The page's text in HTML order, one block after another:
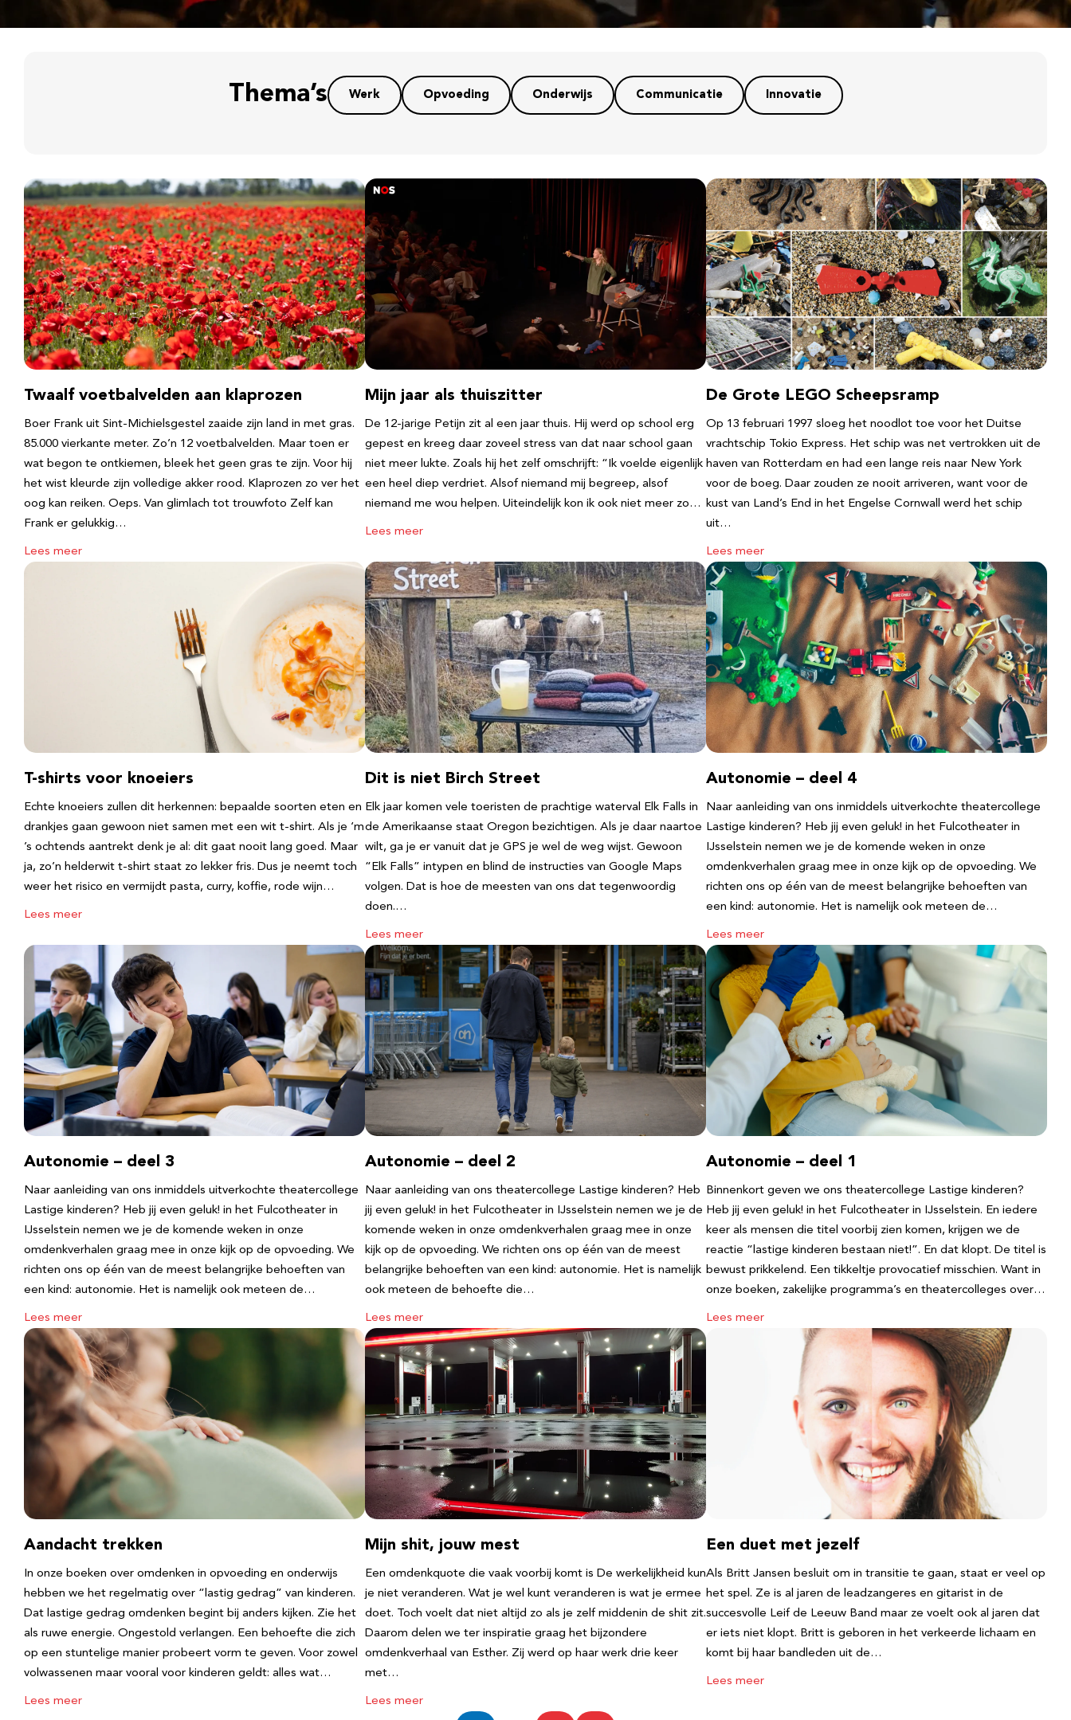
Thema’s Werk Opvoeding Onderwijs Communicatie Innovatie
Twaalf voetbalvelden aan klaprozen
Boer Frank uit Sint-Michielsgestel zaaide zijn land in met gras.
85.000 vierkante meter. Zo’n 12 voetbalvelden. Maar toen er
wat begon te ontkiemen, bleek het geen gras te zijn. Voor hij
het wist kleurde zijn volledige akker rood. Klaprozen zo ver het
oog kan reiken. Oeps. Van glimlach tot trouwfoto Zelf kan
Frank er gelukkig…
Lees meer
Mijn jaar als thuiszitter
De 12-jarige Petijn zit al een jaar thuis. Hij werd op school erg
gepest en kreeg daar zoveel stress van dat naar school gaan
niet meer lukte. Zoals hij het zelf omschrijft: “Ik voelde eigenlijk
een heel diep verdriet. Alsof niemand mij begreep, alsof
niemand me wou helpen. Uiteindelijk kon ik ook niet meer zo…
Lees meer
De Grote LEGO Scheepsramp
Op 13 februari 1997 sloeg het noodlot toe voor het Duitse
vrachtschip Tokio Express. Het schip was net vertrokken uit de
haven van Rotterdam en had een lange reis naar New York
voor de boeg. Daar zouden ze nooit arriveren, want voor de
kust van Land’s End in het Engelse Cornwall werd het schip
uit…
Lees meer
T-shirts voor knoeiers
Echte knoeiers zullen dit herkennen: bepaalde soorten eten en
drankjes gaan gewoon niet samen met een wit t-shirt. Als je ‘m
’s ochtends aantrekt denk je al: dit gaat nooit lang goed. Maar
ja, zo’n helderwit t-shirt staat zo lekker fris. Dus je neemt toch
weer het risico en vermijdt pasta, curry, koffie, rode wijn…
Lees meer
Dit is niet Birch Street
Elk jaar komen vele toeristen de prachtige waterval Elk Falls in
de Amerikaanse staat Oregon bezichtigen. Als je daar naartoe
wilt, ga je er vanuit dat je GPS je wel de weg wijst. Gewoon
“Elk Falls” intypen en blind de instructies van Google Maps
volgen. Dat is hoe de meesten van ons dat tegenwoordig
doen.…
Lees meer
Autonomie – deel 4
Naar aanleiding van ons inmiddels uitverkochte theatercollege
Lastige kinderen? Heb jij even geluk! in het Fulcotheater in
IJsselstein nemen we je de komende weken in onze
omdenkverhalen graag mee in onze kijk op de opvoeding. We
richten ons op één van de meest belangrijke behoeften van
een kind: autonomie. Het is namelijk ook meteen de…
Lees meer
Autonomie – deel 3
Naar aanleiding van ons inmiddels uitverkochte theatercollege
Lastige kinderen? Heb jij even geluk! in het Fulcotheater in
IJsselstein nemen we je de komende weken in onze
omdenkverhalen graag mee in onze kijk op de opvoeding. We
richten ons op één van de meest belangrijke behoeften van
een kind: autonomie. Het is namelijk ook meteen de…
Lees meer
Autonomie – deel 2
Naar aanleiding van ons theatercollege Lastige kinderen? Heb
jij even geluk! in het Fulcotheater in IJsselstein nemen we je de
komende weken in onze omdenkverhalen graag mee in onze
kijk op de opvoeding. We richten ons op één van de meest
belangrijke behoeften van een kind: autonomie. Het is namelijk
ook meteen de behoefte die…
Lees meer
Autonomie – deel 1
Binnenkort geven we ons theatercollege Lastige kinderen?
Heb jij even geluk! in het Fulcotheater in IJsselstein. En iedere
keer als mensen die titel voorbij zien komen, krijgen we de
reactie “lastige kinderen bestaan niet!”. En dat klopt. De titel is
bewust prikkelend. Een tikkeltje provocatief misschien. Want in
onze boeken, zakelijke programma’s en theatercolleges over…
Lees meer
Aandacht trekken
In onze boeken over omdenken in opvoeding en onderwijs
hebben we het regelmatig over “lastig gedrag” van kinderen.
Dat lastige gedrag omdenken begint bij anders kijken. Zie het
als ruwe energie. Ongestold verlangen. Een behoefte die zich
op een stuntelige manier probeert vorm te geven. Voor zowel
volwassenen maar vooral voor kinderen geldt: alles wat…
Lees meer
Mijn shit, jouw mest
Een omdenkquote die vaak voorbij komt is De werkelijkheid kun
je niet veranderen. Wat je wel kunt veranderen is wat je ermee
doet. Toch voelt dat niet altijd zo als je zelf middenin de shit zit.
Daarom delen we ter inspiratie graag het bijzondere
omdenkverhaal van Esther. Zij werd op haar werk drie keer
met…
Lees meer
Een duet met jezelf
Als Britt Jansen besluit om in transitie te gaan, staat er veel op
het spel. Ze is al jaren de leadzangeres en gitarist in de
succesvolle Leif de Leeuw Band maar ze voelt ook al jaren dat
er iets niet klopt. Britt is geboren in het verkeerde lichaam en
komt bij haar bandleden uit de…
Lees meer